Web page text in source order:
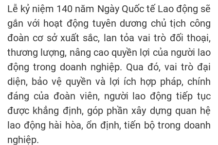
Lễ kỷ niệm 140 năm Ngày Quốc tế Lao động sẽ
gắn với hoạt động tuyên dương chủ tịch công
đoàn cơ sở xuất sắc, lan tỏa vai trò đối thoại,
thương lượng, nâng cao quyền lợi của người lao
động trong doanh nghiệp. Qua đó, vai trò đại
diện, bảo vệ quyền và lợi ích hợp pháp, chính
đáng của đoàn viên, người lao động tiếp tục
được khẳng định, góp phần xây dựng quan hệ
lao động hài hòa, ổn định, tiến bộ trong doanh
nghiệp.